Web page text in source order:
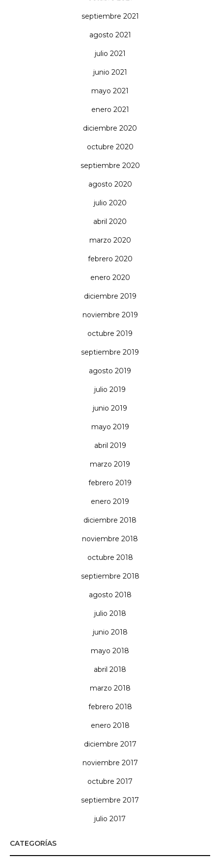
septiembre 2021
agosto 2021
julio 2021
junio 2021
mayo 2021
enero 2021
diciembre 2020
octubre 2020
septiembre 2020
agosto 2020
julio 2020
abril 2020
marzo 2020
febrero 2020
enero 2020
diciembre 2019
noviembre 2019
octubre 2019
septiembre 2019
agosto 2019
julio 2019
junio 2019
mayo 2019
abril 2019
marzo 2019
febrero 2019
enero 2019
diciembre 2018
noviembre 2018
octubre 2018
septiembre 2018
agosto 2018
julio 2018
junio 2018
mayo 2018
abril 2018
marzo 2018
febrero 2018
enero 2018
diciembre 2017
noviembre 2017
octubre 2017
septiembre 2017
julio 2017
CATEGORÍAS